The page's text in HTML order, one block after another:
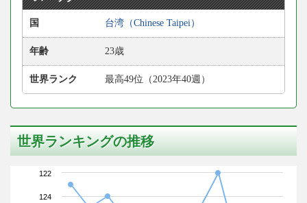
国 台湾（Chinese Taipei）
年齢 23歳
世界ランク 最高49位（2023年40週）
世界ランキングの推移
122
124